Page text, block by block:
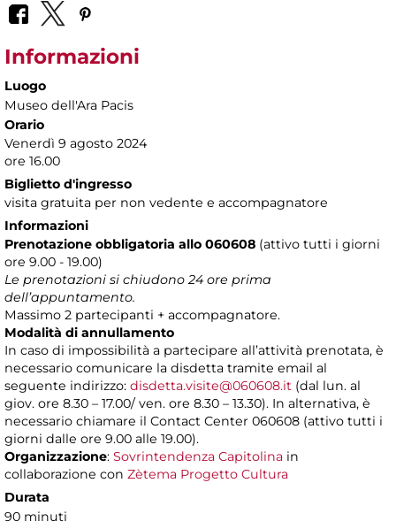
Informazioni
Luogo
Museo dell'Ara Pacis
Orario
Venerdì 9 agosto 2024
ore 16.00
Biglietto d'ingresso
visita gratuita per non vedente e accompagnatore
Informazioni
Prenotazione obbligatoria allo 060608 (attivo tutti i giorni
ore 9.00 - 19.00)
Le prenotazioni si chiudono 24 ore prima
dell’appuntamento.
Massimo 2 partecipanti + accompagnatore.
Modalità di annullamento
In caso di impossibilità a partecipare all’attività prenotata, è
necessario comunicare la disdetta tramite email al
seguente indirizzo: disdetta.visite@060608.it (dal lun. al
giov. ore 8.30 – 17.00/ ven. ore 8.30 – 13.30). In alternativa, è
necessario chiamare il Contact Center 060608 (attivo tutti i
giorni dalle ore 9.00 alle 19.00).
Organizzazione: Sovrintendenza Capitolina in
collaborazione con Zètema Progetto Cultura
Durata
90 minuti